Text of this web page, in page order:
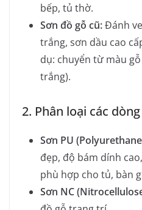
bếp, tủ thờ.
Sơn đồ gỗ cũ:Đánh
trắng, sơn dầu cao
dụ: chuyển từ màu
trắng).
2. Phân loại các
Sơn PU
đẹp, độ bám dính
phù hợp cho tủ, bàn
Sơn NC